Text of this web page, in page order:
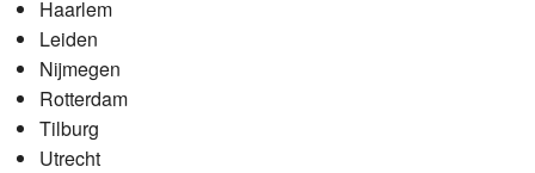
Haarlem
Leiden
Nijmegen
Rotterdam
Tilburg
Utrecht